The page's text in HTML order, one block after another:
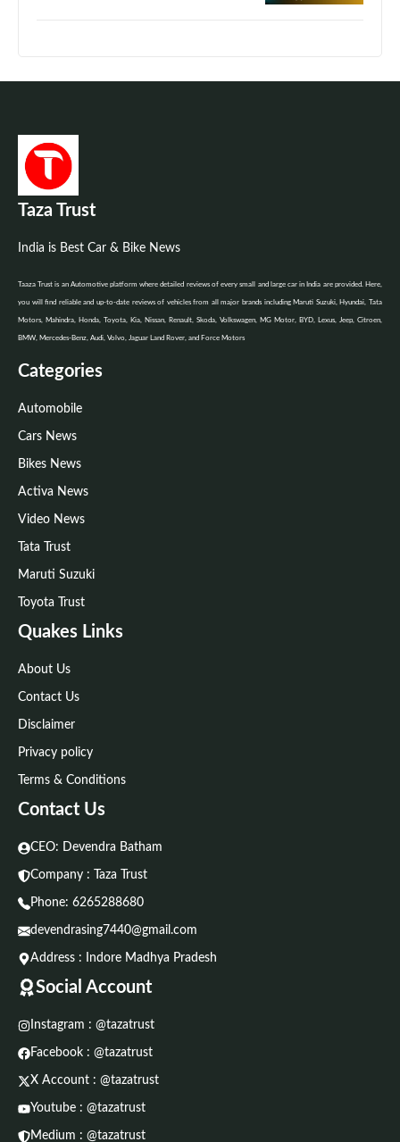
Taza Trust
India is Best Car & Bike News
Taaza Trust is an Automotive platform where detailed reviews of every small and large car in India are provided. Here,
you will find reliable and up-to-date reviews of vehicles from all major brands including Maruti Suzuki, Hyundai, Tata
Motors, Mahindra, Honda, Toyota, Kia, Nissan, Renault, Skoda, Volkswagen, MG Motor, BYD, Lexus, Jeep, Citroen,
BMW, Mercedes-Benz, Audi, Volvo, Jaguar Land Rover, and Force Motors
Categories
Automobile
Cars News
Bikes News
Activa News
Video News
Tata Trust
Maruti Suzuki
Toyota Trust
Quakes Links
About Us
Contact Us
Disclaimer
Privacy policy
Terms & Conditions
Contact Us
CEO: Devendra Batham
Company : Taza Trust
Phone: 6265288680
devendrasing7440@gmail.com
Address : Indore Madhya Pradesh
Social Account
Instagram : @tazatrust
Facebook : @tazatrust
X Account : @tazatrust
Youtube : @tazatrust
Medium : @tazatrust